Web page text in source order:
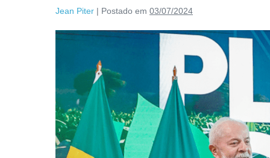
Jean Piter | Postado em 03/07/2024